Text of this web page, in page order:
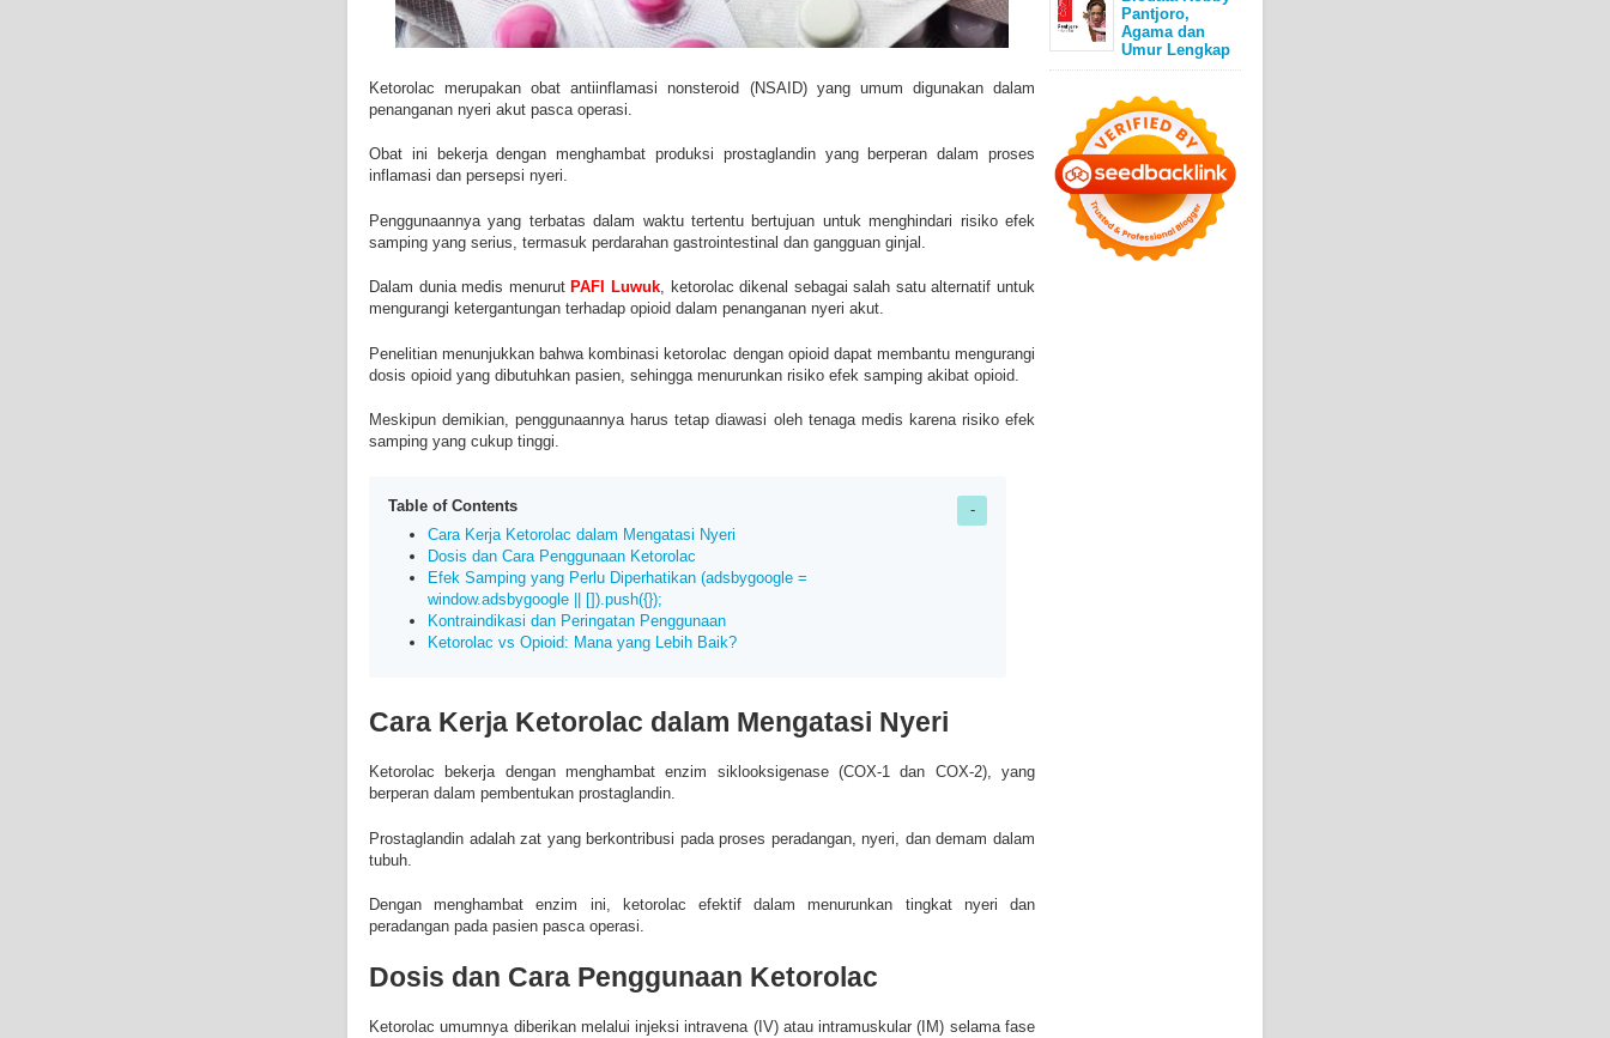
Ketorolac merupakan obat antiinflamasi nonsteroid (NSAID) yang umum digunakan dalam
penanganan nyeri akut pasca operasi.
Obat ini bekerja dengan menghambat produksi prostaglandin yang berperan dalam proses
inflamasi dan persepsi nyeri.
Penggunaannya yang terbatas dalam waktu tertentu bertujuan untuk menghindari risiko efek
samping yang serius, termasuk perdarahan gastrointestinal dan gangguan ginjal.
Dalam dunia medis menurut PAFI Luwuk, ketorolac dikenal sebagai salah satu alternatif untuk
mengurangi ketergantungan terhadap opioid dalam penanganan nyeri akut.
Penelitian menunjukkan bahwa kombinasi ketorolac dengan opioid dapat membantu mengurangi
dosis opioid yang dibutuhkan pasien, sehingga menurunkan risiko efek samping akibat opioid.
Meskipun demikian, penggunaannya harus tetap diawasi oleh tenaga medis karena risiko efek
samping yang cukup tinggi.
Table of Contents
Cara Kerja Ketorolac dalam Mengatasi Nyeri
Dosis dan Cara Penggunaan Ketorolac
Efek Samping yang Perlu Diperhatikan (adsbygoogle =
window.adsbygoogle || []).push({});
Kontraindikasi dan Peringatan Penggunaan
Ketorolac vs Opioid: Mana yang Lebih Baik?
Cara Kerja Ketorolac dalam Mengatasi Nyeri
Ketorolac bekerja dengan menghambat enzim siklooksigenase (COX-1 dan COX-2), yang
berperan dalam pembentukan prostaglandin.
Prostaglandin adalah zat yang berkontribusi pada proses peradangan, nyeri, dan demam dalam
tubuh.
Dengan menghambat enzim ini, ketorolac efektif dalam menurunkan tingkat nyeri dan
peradangan pada pasien pasca operasi.
Dosis dan Cara Penggunaan Ketorolac
Ketorolac umumnya diberikan melalui injeksi intravena (IV) atau intramuskular (IM) selama fase
Pantjoro,
Agama dan
Umur Lengkap